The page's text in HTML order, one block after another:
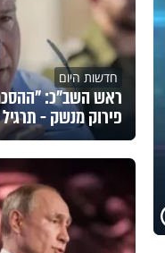
חדשות היום
ראש השב"כ:
פירוק מנשק -